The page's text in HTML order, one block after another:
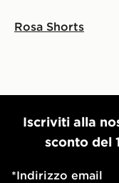
Rosa Shorts
Iscriviti alla
sconto del
*Indirizzo email